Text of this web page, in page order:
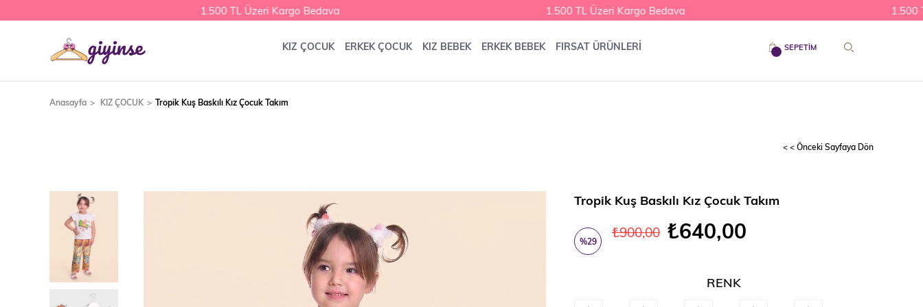
1.500 TL Üzeri Kargo Bedava 1.500 TL Üzeri Kargo Bedava 1.500
SEPETIM
KIZ ÇOCUK ERKEK ÇOCUK KIZ BEBEK ERKEK BEBEK FIRSAT ÜRÜNLERİ
Anasayfa KIZ ÇOCUK Tropik Kuş Baskılı Kız Çocuk Takım
< < Önceki Sayfaya Dön
Tropik Kuş Baskılı Kız Çocuk Takım
%29
₺900,00 ₺640,00
RENK